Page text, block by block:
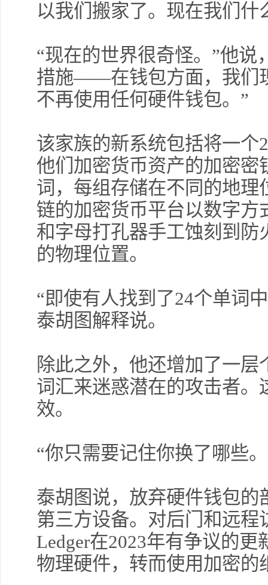
以我们搬家了。现在我们什
“现在的世界很奇怪。”他说
措施——在钱包方面，我们
不再使用任何硬件钱包。”
该家族的新系统包括将一个
他们加密货币资产的加密密
词，每组存储在不同的地
链的加密货币平台以数字
和字母打孔器手工蚀刻到
的物理位置。
“即使有人找到了24个单词
泰胡图解释说。
除此之外，他还增加了一
词汇来迷惑潜在的攻击者
效。
“你只需要记住你换了哪些
泰胡图说，放弃硬件钱包
第三方设备。对后门和远
Ledger在2023年有争议的
物理硬件，转而使用加密的